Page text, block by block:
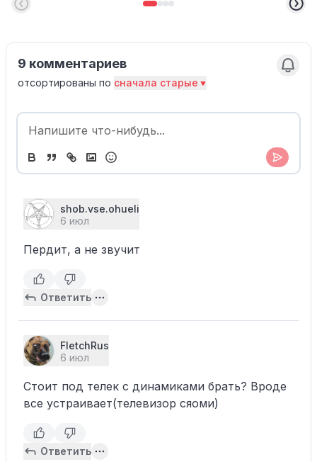
9 комментариев
отсортированы по сначала старые
shob.vse.ohueli
6 июл
Пердит, а не звучит
Ответить
FletchRus
6 июл
Стоит под телек с динамиками брать? Вроде
все устраивает(телевизор сяоми)
Ответить